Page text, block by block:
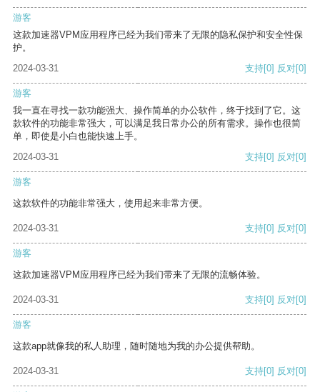
游客
这款加速器VPM应用程序已经为我们带来了无限的隐私保护和安全性保
护。
2024-03-31
支持[0] 反对[0]
游客
我一直在寻找一款功能强大、操作简单的办公软件，终于找到了它。这
款软件的功能非常强大，可以满足我日常办公的所有需求。操作也很简
单，即使是小白也能快速上手。
2024-03-31
支持[0] 反对[0]
游客
这款软件的功能非常强大，使用起来非常方便。
2024-03-31 支持[0] 反对[0]
游客
这款加速器VPM应用程序已经为我们带来了无限的流畅体验。
2024-03-31 支持[0] 反对[0]
游客
这款app就像我的私人助理，随时随地为我的办公提供帮助。
2024-03-31 支持[0] 反对[0]